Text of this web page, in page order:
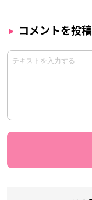
コメントを投